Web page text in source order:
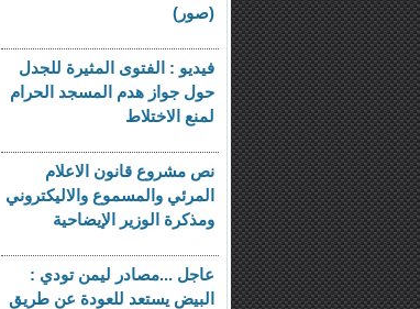
(صور)
فيديو : الفتوى المثيرة للجدل
حول جواز هدم المسجد الحرام
لمنع الاختلاط
نص مشروع قانون الاعلام
المرئي والمسموع والاليكتروني
ومذكرة الوزير الإيضاحية
عاجل ...مصادر ليمن تودي :
البيض يستعد للعودة عن طريق